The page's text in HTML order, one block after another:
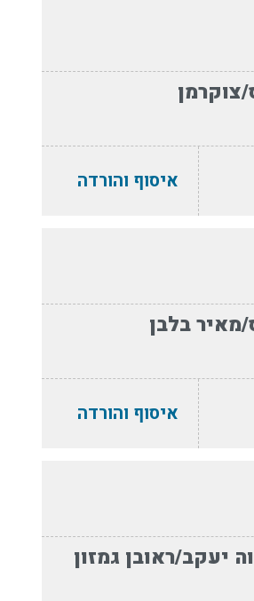
צוקרמן
איסוף והורדה
מאיר בלבן
איסוף והורדה
יעקב/ראובן גמזון